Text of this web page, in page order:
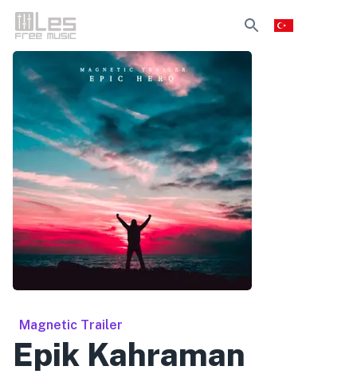
Magnetic Trailer
Epik Kahraman